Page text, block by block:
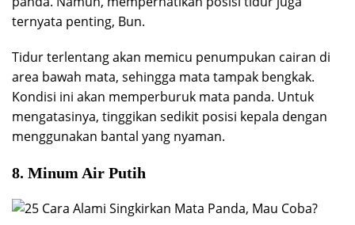
ternyata penting, Bun.
Tidur terlentang akan memicu penumpukan cairan di
area bawah mata, sehingga mata tampak bengkak.
Kondisi ini akan memperburuk mata panda. Untuk
mengatasinya, tinggikan sedikit posisi kepala dengan
menggunakan bantal yang nyaman.
8. Minum Air Putih